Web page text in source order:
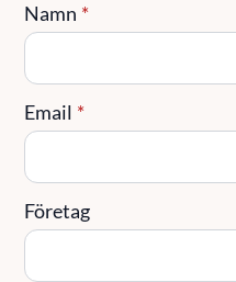
Namn *
Email *
Företag